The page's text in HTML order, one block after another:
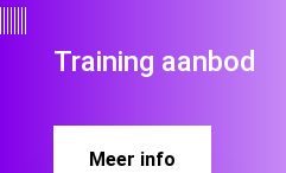
Training aanbod
Meer info